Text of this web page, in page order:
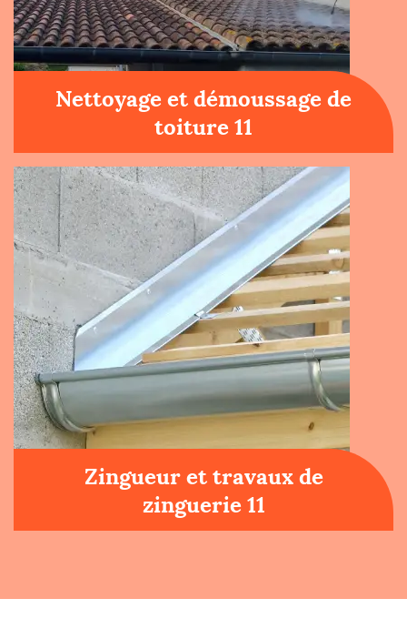
Nettoyage et démoussage de
toiture 11
Zingueur et travaux de
zinguerie 11